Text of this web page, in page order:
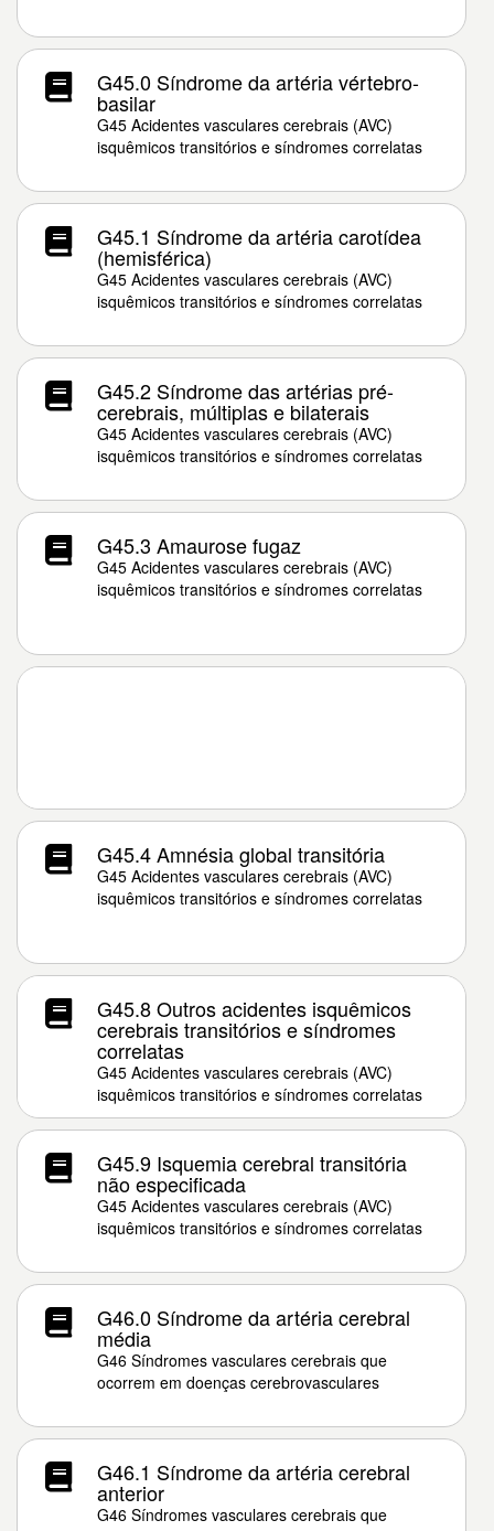
G45.0 Síndrome da artéria vértebro-
basilar
G45 Acidentes vasculares cerebrais (AVC)
isquêmicos transitórios e síndromes correlatas
G45.1 Síndrome da artéria carotídea
(hemisférica)
G45 Acidentes vasculares cerebrais (AVC)
isquêmicos transitórios e síndromes correlatas
G45.2 Síndrome das artérias pré-
cerebrais, múltiplas e bilaterais
G45 Acidentes vasculares cerebrais (AVC)
isquêmicos transitórios e síndromes correlatas
G45.3 Amaurose fugaz
G45 Acidentes vasculares cerebrais (AVC)
isquêmicos transitórios e síndromes correlatas
G45.4 Amnésia global transitória
G45 Acidentes vasculares cerebrais (AVC)
isquêmicos transitórios e síndromes correlatas
G45.8 Outros acidentes isquêmicos
cerebrais transitórios e síndromes
correlatas
G45 Acidentes vasculares cerebrais (AVC)
isquêmicos transitórios e síndromes correlatas
G45.9 Isquemia cerebral transitória
não especificada
G45 Acidentes vasculares cerebrais (AVC)
isquêmicos transitórios e síndromes correlatas
G46.0 Síndrome da artéria cerebral
média
G46 Síndromes vasculares cerebrais que
ocorrem em doenças cerebrovasculares
G46.1 Síndrome da artéria cerebral
anterior
G46 Síndromes vasculares cerebrais que